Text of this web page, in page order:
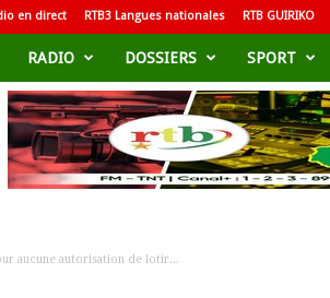
en direct RTB3 Langues nationales RTB GUIRIKO
RADIO DOSSIERS SPORT
aucune autorisation de lotir...